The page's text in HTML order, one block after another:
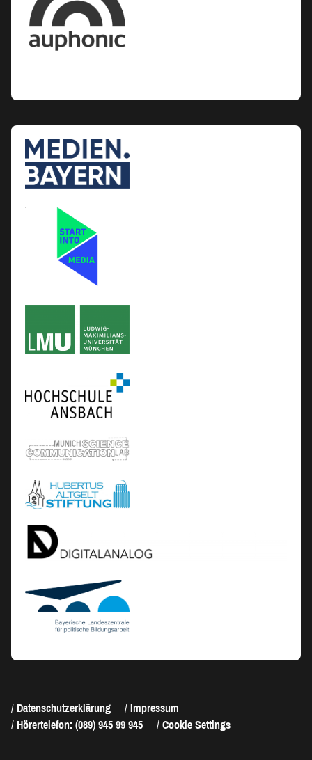
Datenschutzerklärung
Impressum
Hörertelefon: (089) 945 99 945
Cookie Settings